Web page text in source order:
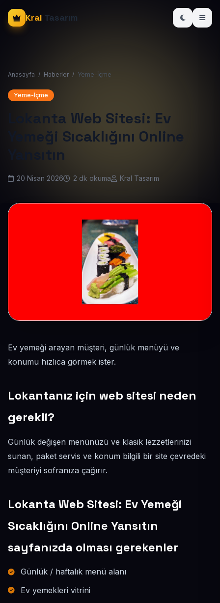
Kral Tasarım
Anasayfa / Haberler / Yeme-İçme
Yeme-İçme
Lokanta Web Sitesi: Ev
Yemeği Sıcaklığını Online
Yansıtın
20 Nisan 2026 2 dk okuma Kral Tasarım
Ev yemeği arayan müşteri, günlük menüyü ve
konumu hızlıca görmek ister.
Lokantanız için web sitesi neden
gerekli?
Günlük değişen menünüzü ve klasik lezzetlerinizi
sunan, paket servis ve konum bilgili bir site çevredeki
müşteriyi sofranıza çağırır.
Lokanta Web Sitesi: Ev Yemeği
Sıcaklığını Online Yansıtın
sayfanızda olması gerekenler
Günlük / haftalık menü alanı
Ev yemekleri vitrini